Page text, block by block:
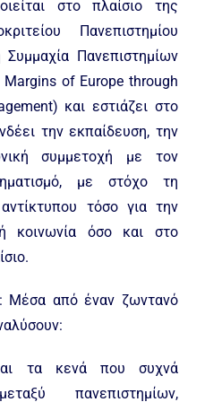
στο πλαίσιο της
Πανεπιστημίου
Πανεπιστημίων
Margins of Europe through
και εστιάζει στο
την εκπαίδευση, την
συμμετοχή με τον
με στόχο τη
τόσο για την
κοινωνία όσο και στο
: Μέσα από έναν ζωντανό
τα κενά που συχνά
πανεπιστημίων,